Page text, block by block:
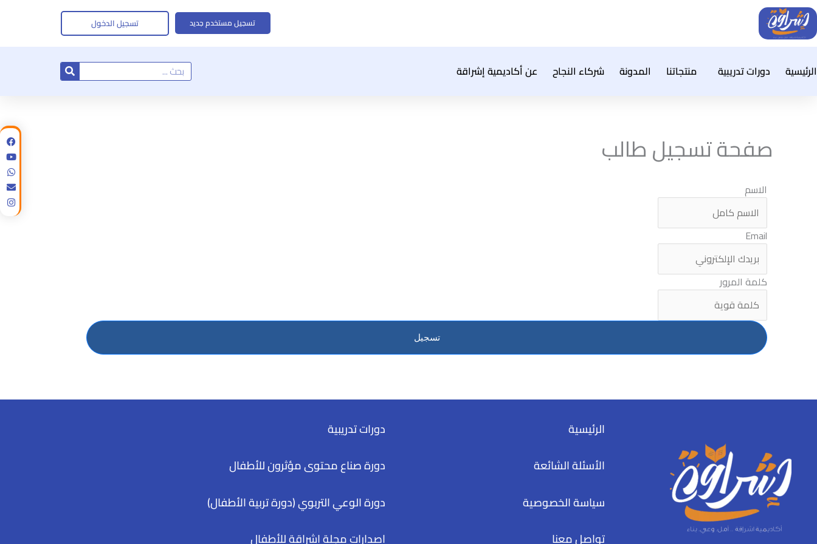
تخطي
إلى
المحتوى
تسجيل مستخدم جديد تسجيل الدخول
الرئيسية دورات تدريبية منتجاتنا المدونة شركاء النجاح عن أكاديمية إشراقة Search
صفحة تسجيل طالب
الاسم
Email
كلمة المرور
تسجيل
الرئيسية
الأسئلة الشائعة
سياسة الخصوصية
تواصل معنا
دورات تدريبية
دورة صناع محتوى مؤثرون للأطفال
دورة الوعي التربوي (دورة تربية الأطفال)
إصدارات مجلة إشراقة للأطفال